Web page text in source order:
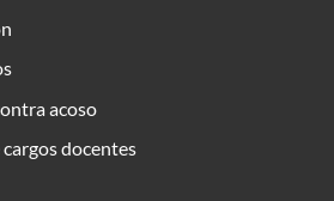
acoso
docentes